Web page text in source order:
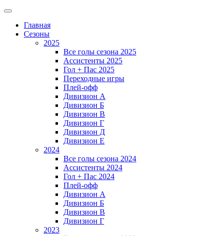
Главная
Сезоны
2025
Все голы сезона 2025
Ассистенты 2025
Гол + Пас 2025
Переходные игры
Плей-офф
Дивизион A
Дивизион Б
Дивизион В
Дивизион Г
Дивизион Д
Дивизион Е
2024
Все голы сезона 2024
Ассистенты 2024
Гол + Пас 2024
Плей-офф
Дивизион A
Дивизион Б
Дивизион В
Дивизион Г
2023